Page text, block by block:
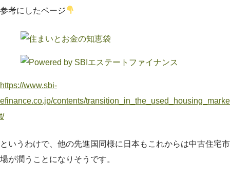
参考にしたページ
https://www.sbi-
efinance.co.jp/contents/transition_in_the_used_housing_marke
t/
というわけで、他の先進国同様に日本もこれからは中古住宅市
場が潤うことになりそうです。